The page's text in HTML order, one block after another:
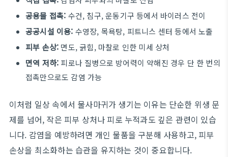
공용물 접촉: 수건, 침구, 운동기구 등에서 바이러스 전이
공공시설 이용: 수영장, 목욕탕, 피트니스 센터 등에서 노출
피부 손상: 면도, 긁힘, 마찰로 인한 미세 상처
면역 저하: 피로나 질병으로 방어력이 약해진 경우 단 한 번의
접촉만으로도 감염 가능
이처럼 일상 속에서 물사마귀가 생기는 이유는 단순한 위생 문
제를 넘어, 작은 피부 상처나 피로 누적과도 깊은 관련이 있습
니다. 감염을 예방하려면 개인 물품을 구분해 사용하고, 피부
손상을 최소화하는 습관을 유지하는 것이 중요합니다.